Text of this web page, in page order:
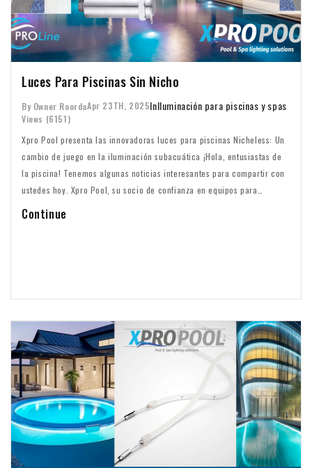
Luces Para Piscinas Sin Nicho
By Owner RoordaApr 23TH, 2025InIluminación para piscinas y spas
Views (6151)
Xpro Pool presenta las innovadoras luces para piscinas Nicheless: Un
cambio de juego en la iluminación subacuática ¡Hola, entusiastas de
la piscina! Tenemos algunas noticias interesantes para compartir con
ustedes hoy. Xpro Pool, su socio de confianza en equipos para
piscinas, se complace en anunciar el lanzamiento de nuestra nueva
Continue